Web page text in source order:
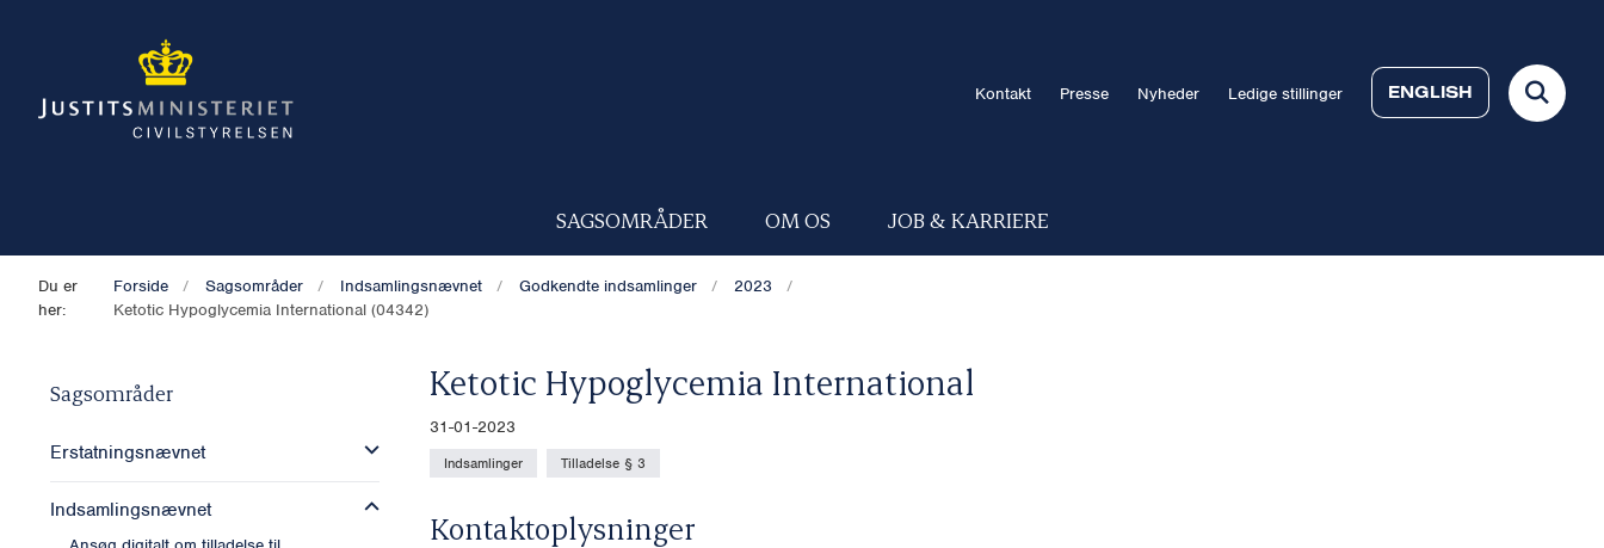
Kontakt Presse Nyheder Ledige stillinger ENGLISH
SAGSOMRÅDER OM OS JOB & KARRIERE
Du er
her:
Forside Sagsområder Indsamlingsnævnet Godkendte indsamlinger
2023
Ketotic Hypoglycemia International (04342)
Sagsområder
Erstatningsnævnet
Indsamlingsnævnet
Ketotic Hypoglycemia International
31-01-2023
Indsamlinger Tilladelse § 3
Kontaktoplysninger